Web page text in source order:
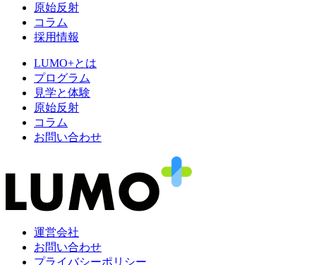
原始反射
コラム
採用情報
LUMO+とは
プログラム
見学と体験
原始反射
コラム
お問い合わせ
運営会社
お問い合わせ
プライバシーポリシー